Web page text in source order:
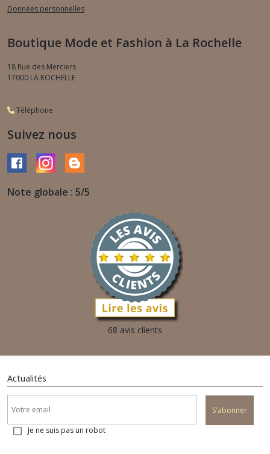
Données personnelles
Boutique Mode et Fashion à La Rochelle
18 Rue des Merciers
17000 LA ROCHELLE
Téléphone
Suivez nous
Note globale : 5/5
68 avis clients
Actualités
S'abonner
Je ne suis pas un robot